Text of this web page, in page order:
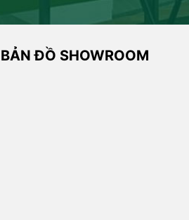
BẢN ĐỒ SHOWROOM